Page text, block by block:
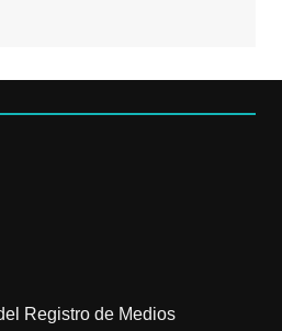
Registro de Medios